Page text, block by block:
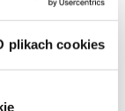
plikach cookies